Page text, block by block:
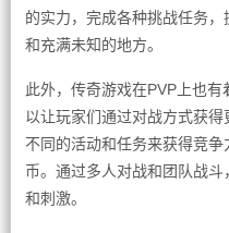
的实力，完成各种挑战任务
和充满未知的地方。
此外，传奇游戏在PVP上也
以让玩家们通过对战方式获
不同的活动和任务来获得竞
币。通过多人对战和团队战
和刺激。